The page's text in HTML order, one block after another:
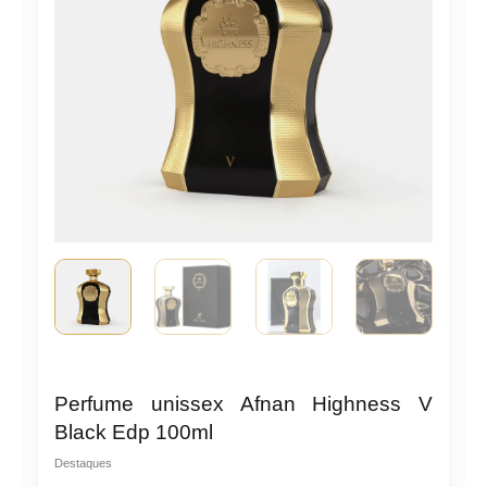
Perfume unissex Afnan Highness V
Black Edp 100ml
Destaques